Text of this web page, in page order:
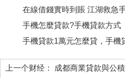
在線借錢實時到賬 江湖救急
手機怎麼貸款?手機貸款方式
手機貸款1萬元怎麼貸，手機
上一个财经：
成都商業貸款與公